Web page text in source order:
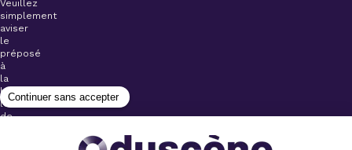
Veuillez
simplement
aviser
le
préposé
à
la
billetterie
lors
de